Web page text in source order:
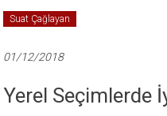
Suat Çağlayan
01/12/2018
Yerel Seçimlerde